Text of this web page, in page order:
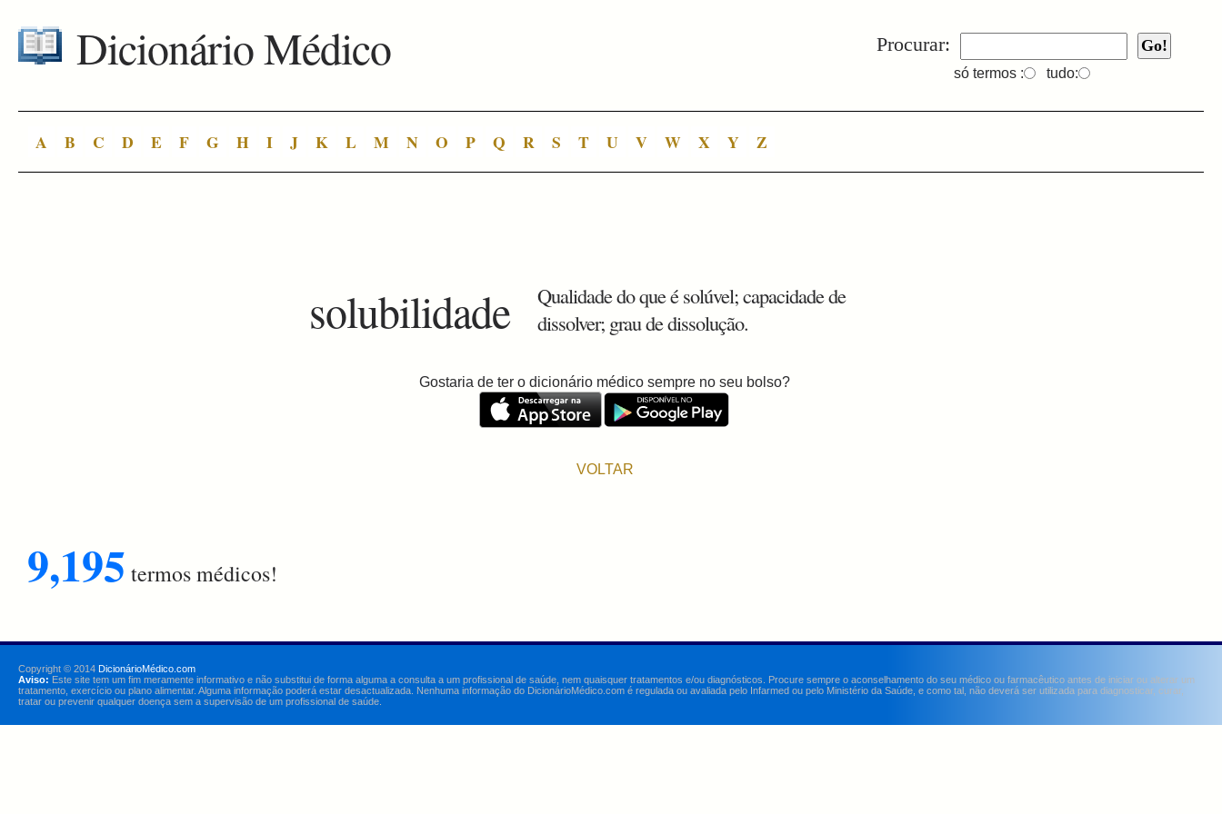
Procurar:
só termos : tudo:
Dicionário Médico
A B C D E F G H I J K L M N O P Q R S T U V W X Y Z
solubilidade
Qualidade do que é solúvel; capacidade de
dissolver; grau de dissolução.
Gostaria de ter o dicionário médico sempre no seu bolso?
VOLTAR
9,195 termos médicos!
Copyright © 2014 DicionárioMédico.com
Aviso: Este site tem um fim meramente informativo e não substitui de forma alguma a consulta a um profissional de saúde, nem quaisquer tratamentos e/ou diagnósticos. Procure sempre o aconselhamento do seu médico ou farmacêutico antes de iniciar ou alterar um
tratamento, exercício ou plano alimentar. Alguma informação poderá estar desactualizada. Nenhuma informação do DicionárioMédico.com é regulada ou avaliada pelo Infarmed ou pelo Ministério da Saúde, e como tal, não deverá ser utilizada para diagnosticar, curar,
tratar ou prevenir qualquer doença sem a supervisão de um profissional de saúde.